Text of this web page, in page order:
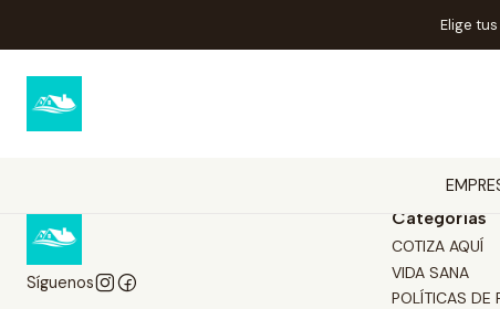
Elige
Síguenos
Categorías
COTIZA AQUÍ
VIDA SANA
POLÍTICAS DE